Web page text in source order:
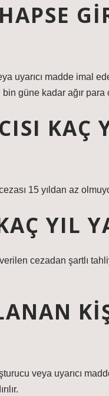
uyarıcı madde imal
güne kadar ağır para
KAÇ
15 yıldan az
YIL
cezadan şartlı
veya uyarıcı